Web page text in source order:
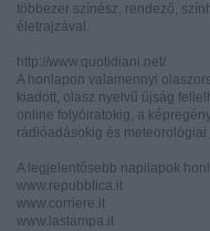
többezer színész, rendező,
életrajzával.
http://www.quotidiani.net/
A honlapon valamennyi
kiadott, olasz nyelvű újság
online folyóiratokig, a
rádióadásokig és meteorológiai
A legjelentősebb napilapok
www.repubblica.it
www.corriere.it
www.lastampa.it